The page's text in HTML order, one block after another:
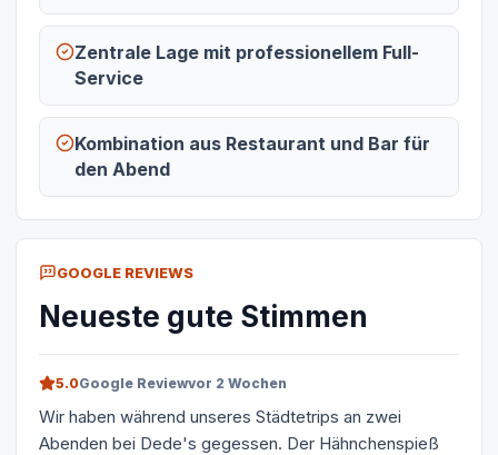
Zentrale Lage mit professionellem Full-
Service
Kombination aus Restaurant und Bar für
den Abend
GOOGLE REVIEWS
Neueste gute Stimmen
5.0Google Reviewvor 2 Wochen
Wir haben während unseres Städtetrips an zwei
Abenden bei Dede's gegessen. Der Hähnchenspieß